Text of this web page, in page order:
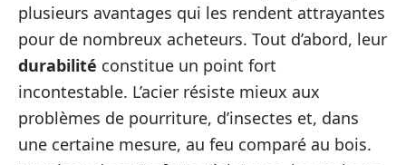
plusieurs avantages qui les rendent attrayantes
pour de nombreux acheteurs. Tout d’abord, leur
durabilité constitue un point fort
incontestable. L’acier résiste mieux aux
problèmes de pourriture, d’insectes et, dans
une certaine mesure, au feu comparé au bois.